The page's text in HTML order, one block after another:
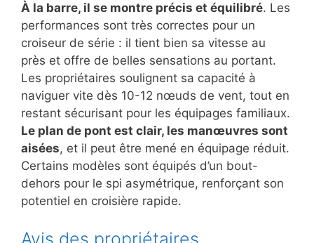
À la barre, il se montre précis et équilibré. Les
performances sont très correctes pour un
croiseur de série : il tient bien sa vitesse au
près et offre de belles sensations au portant.
Les propriétaires soulignent sa capacité à
naviguer vite dès 10-12 nœuds de vent, tout en
restant sécurisant pour les équipages familiaux.
Le plan de pont est clair, les manœuvres sont
aisées, et il peut être mené en équipage réduit.
Certains modèles sont équipés d’un bout-
dehors pour le spi asymétrique, renforçant son
potentiel en croisière rapide.
Avis des propriétaires